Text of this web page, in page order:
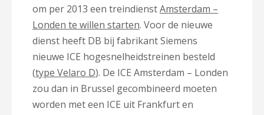
om per 2013 een treindienstAmsterdam –
Londen te willen starten. Voor de nieuwe
dienst heeft DB bij fabrikant Siemens
nieuwe ICE hogesnelheidstreinen besteld
(type Velaro D). De ICE Amsterdam – Londen
zou dan in Brussel gecombineerd moeten
worden met een ICE uit Frankfurt en